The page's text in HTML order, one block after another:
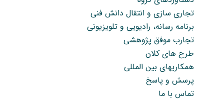
تجاری سازی و انتقال دانش فنی
برنامه رسانه، رادیویی و تلویزیونی
تجارب موفق پژوهشی
طرح های کلان
همکاریهای بین المللی
پرسش و پاسخ
تماس با ما